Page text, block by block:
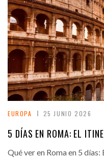
EUROPA 25 JUNIO 2026
5 DÍAS EN ROMA: EL
Qué ver en Roma en 5